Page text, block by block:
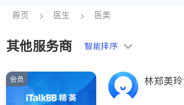
会计师Surrey
Port Coquitlam
New Westminster
Langley
Port Moody
首页 医生 医美
其他服务商 智能排序
会员 林郑美